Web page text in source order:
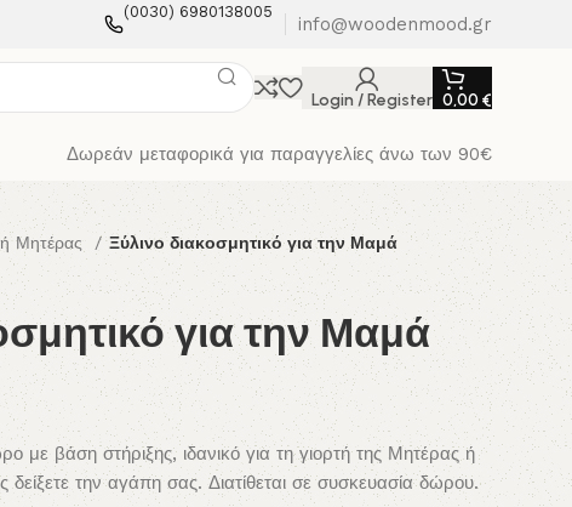
(0030) 6980138005
info@woodenmood.gr
Login / Register 0,00 €
Δωρεάν μεταφορικά για παραγγελίες άνω των 90€
Μητέρας Ξύλινο διακοσμητικό για την Μαμά
για την Μαμά
με βάση στήριξης, ιδανικό για τη γιορτή της Μητέρας ή
δείξετε την αγάπη σας. Διατίθεται σε συσκευασία δώρου.